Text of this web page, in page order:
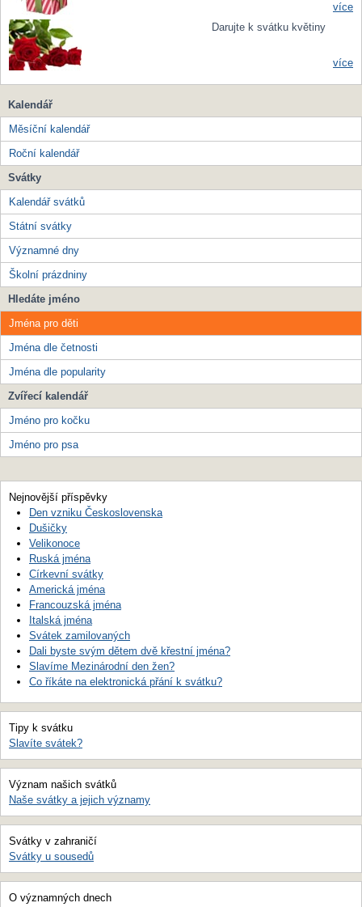
více
Darujte k svátku květiny
více
Kalendář
Měsíční kalendář
Roční kalendář
Svátky
Kalendář svátků
Státní svátky
Významné dny
Školní prázdniny
Hledáte jméno
Jména pro děti
Jména dle četnosti
Jména dle popularity
Zvířecí kalendář
Jméno pro kočku
Jméno pro psa
Nejnovější příspěvky
Den vzniku Československa
Dušičky
Velikonoce
Ruská jména
Církevní svátky
Americká jména
Francouzská jména
Italská jména
Svátek zamilovaných
Dali byste svým dětem dvě křestní jména?
Slavíme Mezinárodní den žen?
Co říkáte na elektronická přání k svátku?
Tipy k svátku
Slavíte svátek?
Význam našich svátků
Naše svátky a jejich významy
Svátky v zahraničí
Svátky u sousedů
O významných dnech